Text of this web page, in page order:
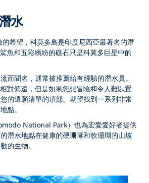
水
希望，科莫多島是印度尼西亞最著名的潛
魚和五彩繽紛的礁石只是科莫多巨星中的
而聞名，通常被推薦給有經驗的潛水員。
對偏遠，但是如果您想冒險和令人難以置
的遺願清單的頂部。期望找到一系列非常
點。
National Park）也為宏愛愛好者提供
潛水地點在健康的硬珊瑚和軟珊瑚的山坡
的生物。